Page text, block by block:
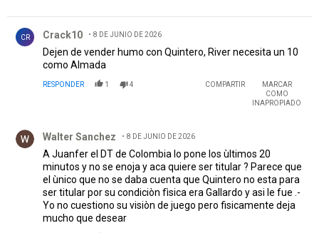
CR Crack10 8 DE JUNIO DE 2026
Dejen de vender humo con Quintero, River necesita un 10
como Almada
RESPONDER 1 4 COMPARTIR
MARCAR
COMO
INAPROPIADO
Walter Sanchez 8 DE JUNIO DE 2026
A Juanfer el DT de Colombia lo pone los ùltimos 20
minutos y no se enoja y aca quiere ser titular ? Parece que
el ùnico que no se daba cuenta que Quintero no esta para
ser titular por su condiciòn fìsica era Gallardo y asi le fue .-
Yo no cuestiono su visiòn de juego pero fisicamente deja
mucho que desear